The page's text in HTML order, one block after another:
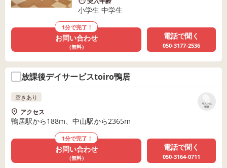
小学生 中学生
1分で完了！
お問い合わせ
（無料）
電話で聞く
050-3177-2536
放課後デイサービスtoiro鴨居
リストに
保存
空きあり
アクセス
鴨居駅から188m、中山駅から2365m
1分で完了！
お問い合わせ
（無料）
電話で聞く
050-3164-0711